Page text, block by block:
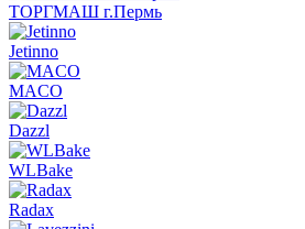
ТОРГМАШ г.Пермь
Jetinno
MACO
Dazzl
WLBake
Radax